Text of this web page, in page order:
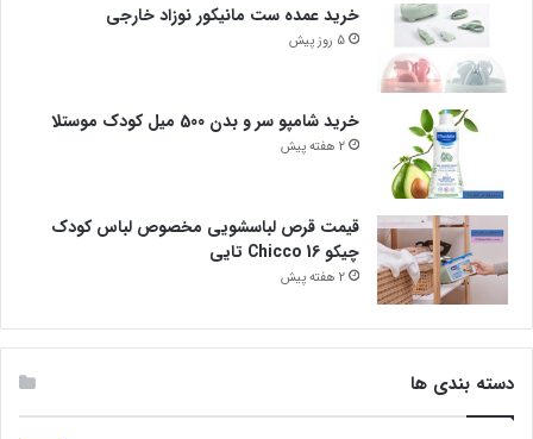
خرید عمده ست مانیکور نوزاد خارجی
5 روز پیش
خرید شامپو سر و بدن 500 میل کودک موستلا
2 هفته پیش
قیمت قرص لباسشویی مخصوص لباس کودک
چیکو Chicco 16 تایی
2 هفته پیش
دسته بندی ها